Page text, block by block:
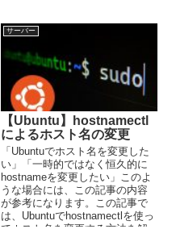
サーバー
【Ubuntu】hostnamectl
によるホスト名の変更
「Ubuntuでホスト名を変更した
い」「一時的ではなく恒久的に
hostnameを変更したい」このよ
うな場合には、この記事の内容
が参考になります。この記事で
は、Ubuntuでhostnamectlを使っ
てホスト名を変更する方法を解